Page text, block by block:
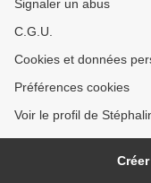
Signaler un abus
C.G.U.
Cookies et données
Préférences cookies
Voir le profil de